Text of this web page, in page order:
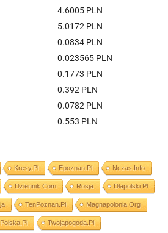
4.6005 PLN
5.0172 PLN
0.0834 PLN
0.023565 PLN
0.1773 PLN
0.392 PLN
0.0782 PLN
0.553 PLN
Kresy.pl Epoznan.pl Nczas.info
Dziennik.com Rosja Dlapolski.pl
TenPoznan.pl Magnapolonia.org
Twojapogoda.pl